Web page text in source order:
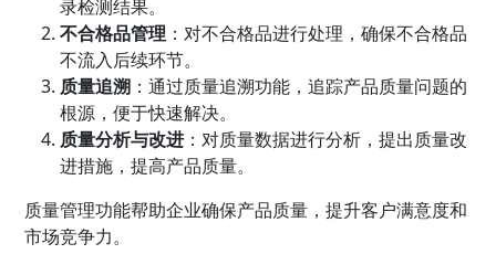
录检测结果。
不合格品管理 ：对不合格品进行处理，确保不合格品
不流入后续环节。
质量追溯 ：通过质量追溯功能，追踪产品质量问题的
根源，便于快速解决。
质量分析与改进 ：对质量数据进行分析，提出质量改
进措施，提高产品质量。
质量管理功能帮助企业确保产品质量，提升客户满意度和
市场竞争力。